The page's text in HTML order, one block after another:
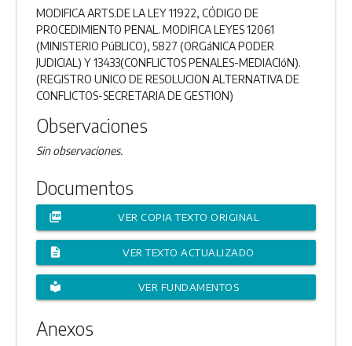
MODIFICA ARTS.DE LA LEY 11922, CÓDIGO DE
PROCEDIMIENTO PENAL. MODIFICA LEYES 12061
(MINISTERIO PúBLICO), 5827 (ORGáNICA PODER
JUDICIAL) Y 13433(CONFLICTOS PENALES-MEDIACIóN).
(REGISTRO UNICO DE RESOLUCION ALTERNATIVA DE
CONFLICTOS-SECRETARIA DE GESTION)
Observaciones
Sin observaciones.
Documentos
picture_as_pdf VER COPIA TEXTO ORIGINAL
description VER TEXTO ACTUALIZADO
local_library VER FUNDAMENTOS
Anexos